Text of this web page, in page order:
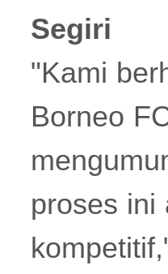
Segiri
"Kami
Borneo
proses ini